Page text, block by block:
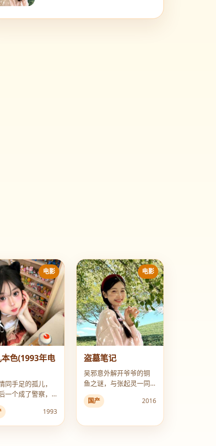
电影
色(1993年电
同手足的孤儿，
一个成了警察，
了悍匪，一个游
之间，上演宿命
。
1993
电影
盗墓笔记
吴邪意外解开爷爷的铜
鱼之谜，与张起灵一同
闯入云顶天宫寻找长生
秘密。
国产 2016